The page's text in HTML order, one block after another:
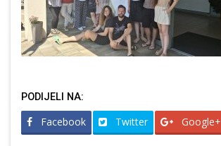
PODIJELI NA:
Facebook Twitter Google+